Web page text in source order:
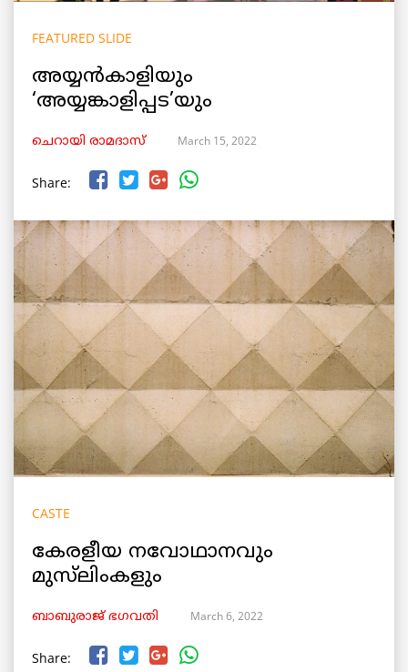
FEATURED SLIDE
അയ്യൻകാളിയും
‘അയ്യങ്കാളിപ്പട’യും
ചെറായി രാമദാസ് March 15, 2022
Share:
CASTE
കേരളീയ നവോഥാനവും
മുസ്‌ലിംകളും
ബാബുരാജ് ഭഗവതി March 6, 2022
Share: